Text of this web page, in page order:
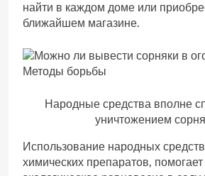
найти в каждом доме или
ближайшем магазине.
Народные средства вполне
уничтожением
Использование народных
химических препаратов,